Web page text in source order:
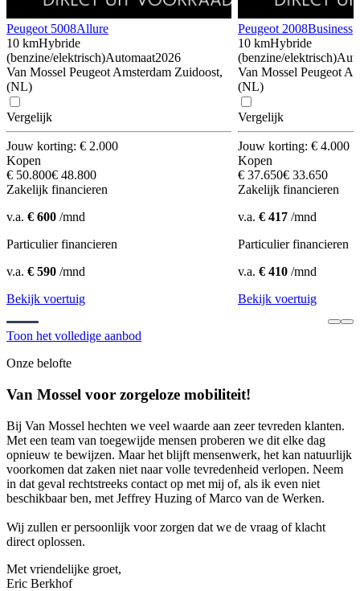
Peugeot 5008Allure
10 kmHybride
(benzine/elektrisch)Automaat2026
Van Mossel Peugeot Amsterdam Zuidoost,
(NL)
Vergelijk
Jouw korting: € 2.000
Kopen
€ 50.800€ 48.800
Zakelijk financieren
v.a. € 600 /mnd
Particulier financieren
v.a. € 590 /mnd
Bekijk voertuig
Peugeot 2008Business
10 kmHybride
(benzine/elektrisch)
Van Mossel Peugeot
(NL)
Vergelijk
Jouw korting: € 4.000
Kopen
€ 37.650€ 33.650
Zakelijk financieren
v.a. € 417 /mnd
Particulier financieren
v.a. € 410 /mnd
Bekijk voertuig
Toon het volledige aanbod
Onze belofte
Van Mossel voor zorgeloze mobiliteit!
Bij Van Mossel hechten we veel waarde aan zeer tevreden klanten.
Met een team van toegewijde mensen proberen we dit elke dag
opnieuw te bewijzen. Maar het blijft mensenwerk, het kan natuurlijk
voorkomen dat zaken niet naar volle tevredenheid verlopen. Neem
in dat geval rechtstreeks contact op met mij of, als ik even niet
beschikbaar ben, met Jeffrey Huzing of Marco van de Werken.
Wij zullen er persoonlijk voor zorgen dat we de vraag of klacht
direct oplossen.
Met vriendelijke groet,
Eric Berkhof